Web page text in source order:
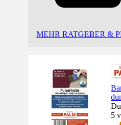
MEHR RATGEBER &
5